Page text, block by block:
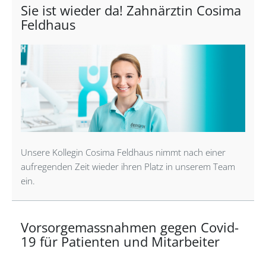
Sie ist wieder da! Zahnärztin Cosima
Feldhaus
Unsere Kollegin Cosima Feldhaus nimmt nach einer
aufregenden Zeit wieder ihren Platz in unserem Team
ein.
Vorsorgemassnahmen gegen Covid-
19 für Patienten und Mitarbeiter